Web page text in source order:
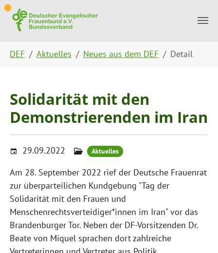
Skip to main content
Skip to page footer
DEF Aktuelles Neues aus dem DEF Detail
Solidarität mit den
Demonstrierenden im Iran
29.09.2022 Aktuelles
Am 28. September 2022 rief der Deutsche Frauenrat
zur überparteilichen Kundgebung "Tag der
Solidarität mit den Frauen und
Menschenrechtsverteidiger*innen im Iran" vor das
Brandenburger Tor. Neben der DF-Vorsitzenden Dr.
Beate von Miquel sprachen dort zahlreiche